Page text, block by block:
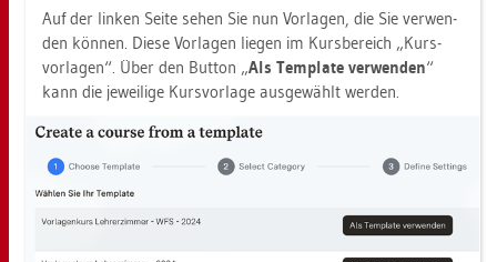
Auf der lin­ken Seite sehen Sie nun Vor­la­gen, die Sie ver­wen­
den kön­nen. Diese Vor­la­gen lie­gen im Kurs­be­reich „Kurs­
vor­la­gen“. Über den But­ton „Als Tem­pla­te ver­wen­den“
kann die je­wei­li­ge Kurs­vor­la­ge aus­ge­wählt wer­den.